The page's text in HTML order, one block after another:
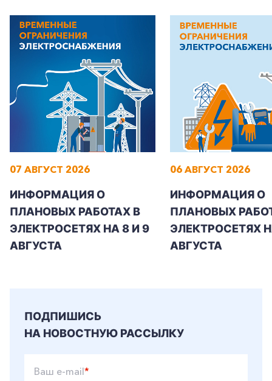
07 АВГУСТ 2026
ИНФОРМАЦИЯ О
ПЛАНОВЫХ РАБОТАХ В
ЭЛЕКТРОСЕТЯХ НА 8 И 9
АВГУСТА
06 АВГУСТ 2026
ИНФОРМАЦИЯ О
ПЛАНОВЫХ
ЭЛЕКТРОСЕТЯХ
АВГУСТА
ПОДПИШИСЬ
НА НОВОСТНУЮ РАССЫЛКУ
Ваш e-mail*